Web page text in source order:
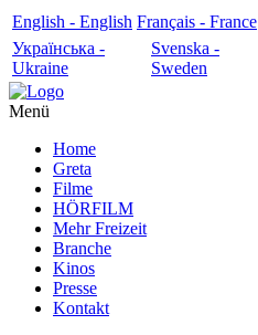
English - English Français - France
Українська -
Ukraine
Svenska -
Sweden
Menü
Home
Greta
Filme
HÖRFILM
Mehr Freizeit
Branche
Kinos
Presse
Kontakt